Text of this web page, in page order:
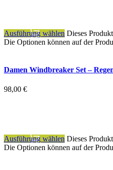
Ausführung wählen Dieses
Die Optionen können auf der
Damen Windbreaker Set –
98,00 €
Ausführung wählen Dieses
Die Optionen können auf der